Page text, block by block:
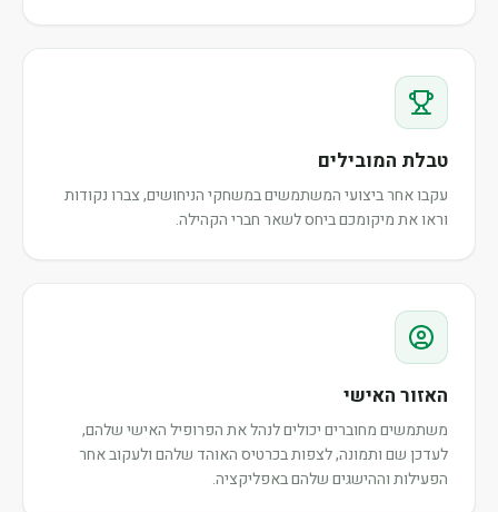
טבלת המובילים
עקבו אחר ביצועי המשתמשים במשחקי הניחושים, צברו נקודות
וראו את מיקומכם ביחס לשאר חברי הקהילה.
האזור האישי
משתמשים מחוברים יכולים לנהל את הפרופיל האישי שלהם,
לעדכן שם ותמונה, לצפות בכרטיס האוהד שלהם ולעקוב אחר
הפעילות וההישגים שלהם באפליקציה.